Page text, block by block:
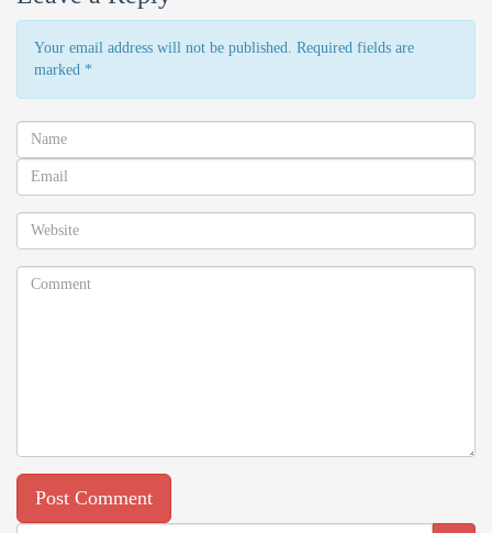
Your email address will not be published. Required fields are
marked *